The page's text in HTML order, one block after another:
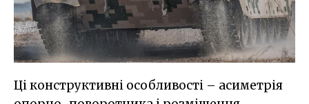
Ці конструктивні особливості – асиметрія